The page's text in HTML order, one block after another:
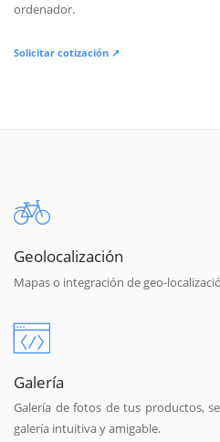
ordenador.
Solicitar cotización ↗
Geolocalización
Mapas o integración de geo-
Galería
Galería de fotos de tus productos,
galería intuitiva y amigable.